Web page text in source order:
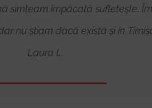
simțeam împăcată sufletește.
nu știam dacă există și în
Laura L.